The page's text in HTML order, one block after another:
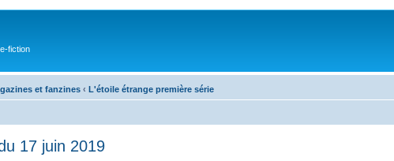
fiction
et fanzines ‹ L'étoile étrange première série
17 juin 2019